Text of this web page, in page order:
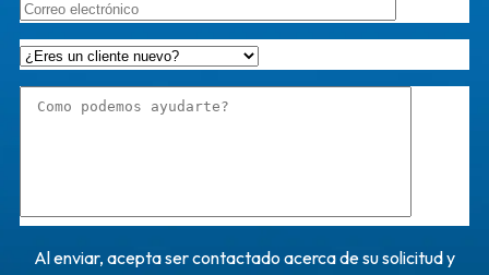
Al enviar, acepta ser contactado acerca de su solicitud y